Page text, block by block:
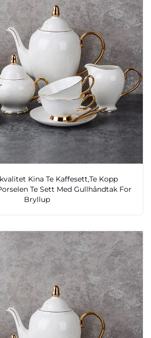
Kina Te Kaffesett,Te Kopp
Te Sett Med Gullhåndtak For
Bryllup